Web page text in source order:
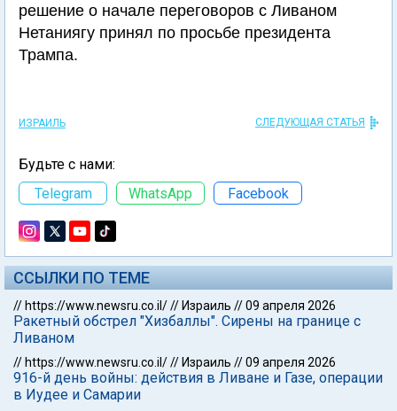
решение о начале переговоров с Ливаном
Нетаниягу принял по просьбе президента
Трампа.
ИЗРАИЛЬ СЛЕДУЮЩАЯ СТАТЬЯ
Будьте с нами:
Telegram
WhatsApp Facebook
ССЫЛКИ ПО ТЕМЕ
// https://www.newsru.co.il/// Израиль //09 апреля 2026
Ракетный обстрел "Хизбаллы". Сирены на границе с
Ливаном
// https://www.newsru.co.il/// Израиль //09 апреля 2026
916-й день войны: действия в Ливане и Газе, операции
в Иудее и Самарии